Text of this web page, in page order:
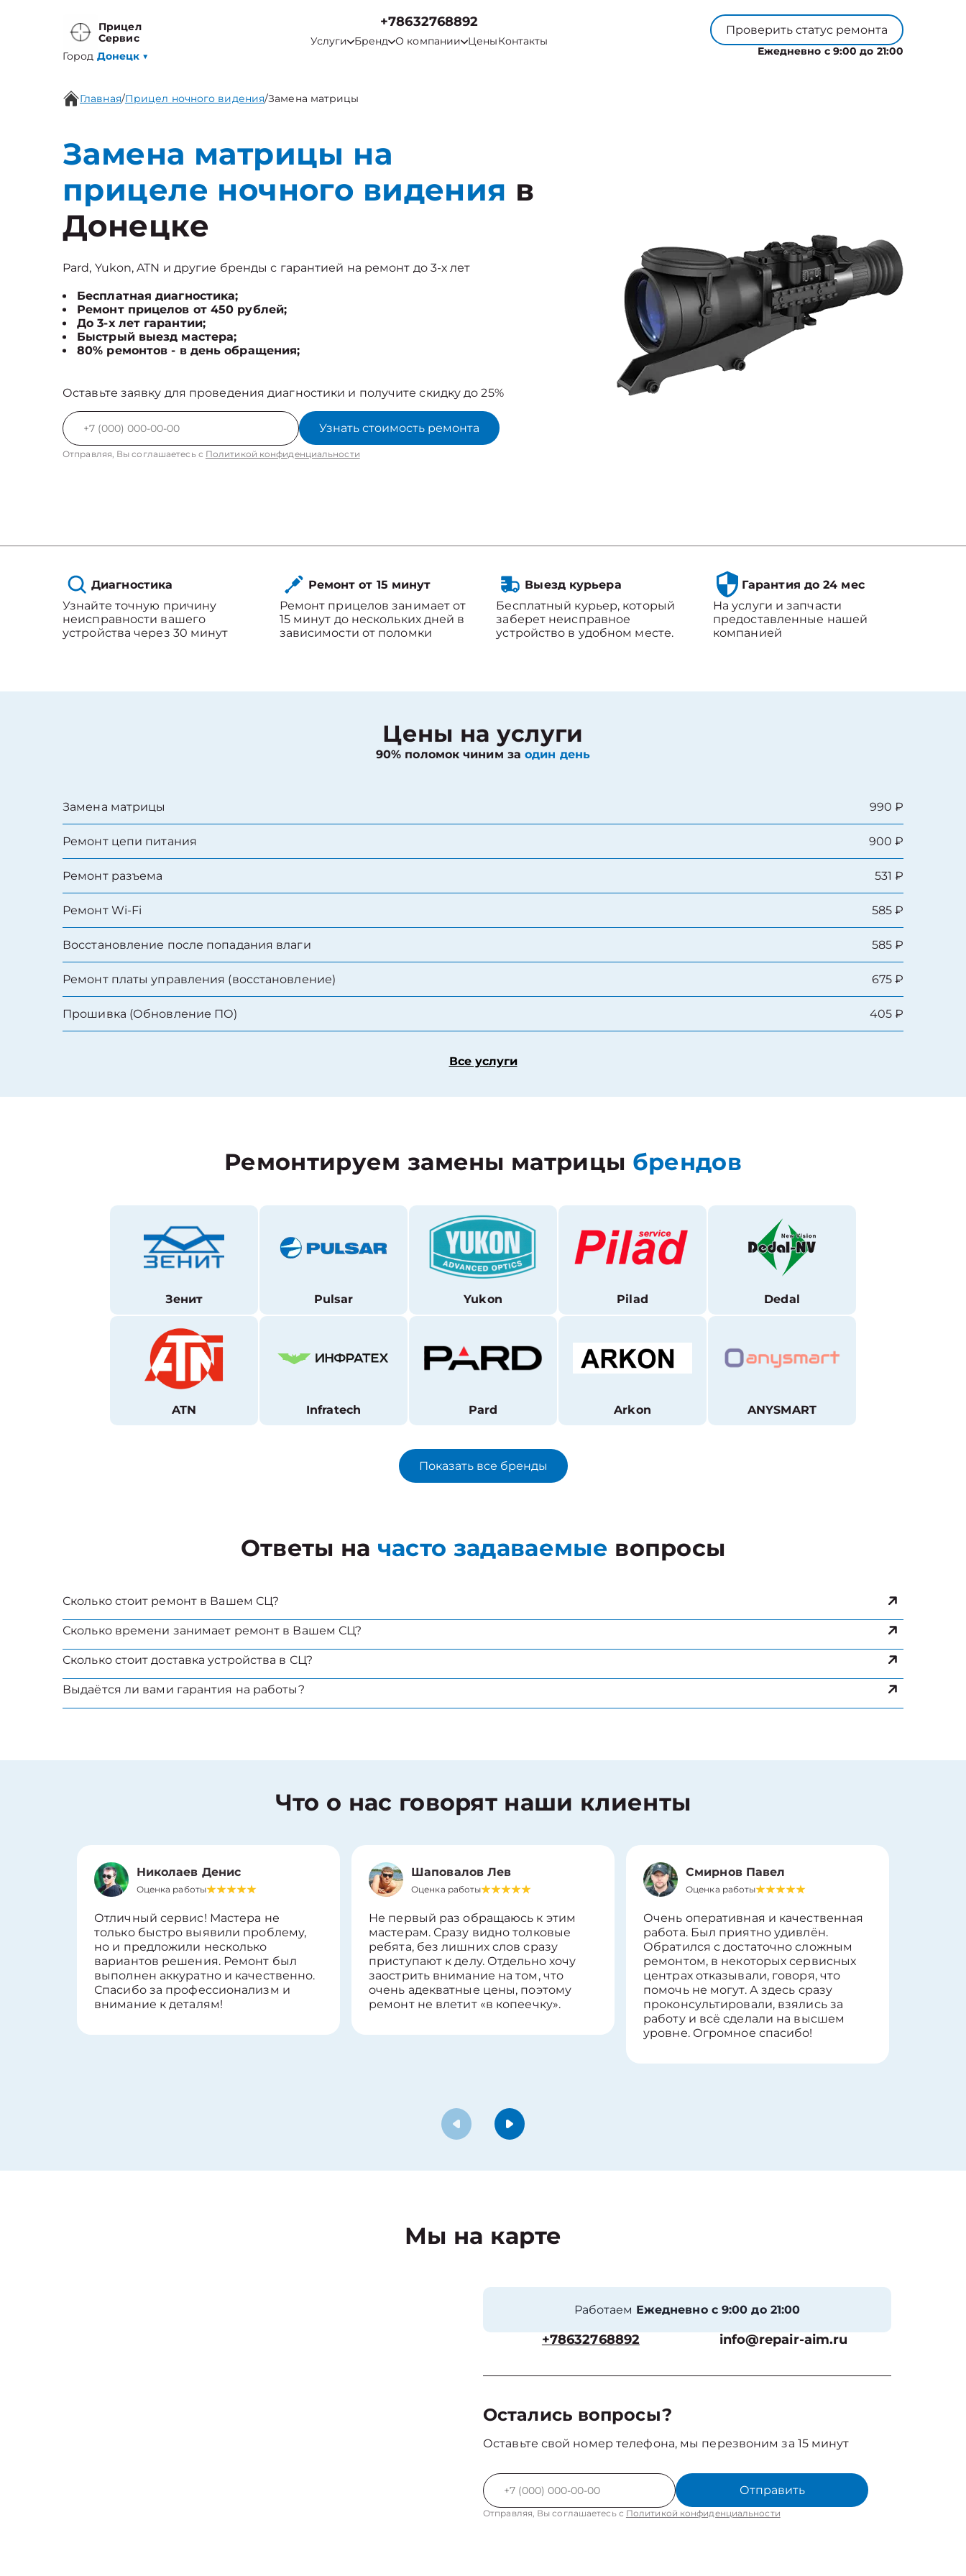
Прицел
Сервис
Город Донецк ▼
+78632768892
Услуги Бренд О компании ЦеныКонтакты
Проверить статус ремонта
Ежедневно с 9:00 до 21:00
Главная/Прицел ночного видения/Замена матрицы
Замена матрицы на
прицеле ночного видения в
Донецке
Pard, Yukon, ATN и другие бренды с гарантией на ремонт до 3-х лет
Бесплатная диагностика;
Ремонт прицелов от 450 рублей;
До 3-х лет гарантии;
Быстрый выезд мастера;
80% ремонтов - в день обращения;
Оставьте заявку для проведения диагностики и получите скидку до 25%
Узнать стоимость ремонта
Отправляя, Вы соглашаетесь с Политикой конфиденциальности
Диагностика
Узнайте точную причину
неисправности вашего
устройства через 30 минут
Ремонт от 15 минут
Ремонт прицелов занимает от
15 минут до нескольких дней в
зависимости от поломки
Выезд курьера
Бесплатный курьер, который
заберет неисправное
устройство в удобном месте.
Гарантия до 24 мес
На услуги и запчасти
предоставленные нашей
компанией
Цены на услуги
90% поломок чиним заодин день
Замена матрицы 990 ₽
Ремонт цепи питания 900 ₽
Ремонт разъема 531 ₽
Ремонт Wi-Fi 585 ₽
Восстановление после попадания влаги 585 ₽
Ремонт платы управления (восстановление) 675 ₽
Прошивка (Обновление ПО) 405 ₽
Все услуги
Ремонтируем замены матрицы брендов
Зенит Pulsar Yukon Pilad Dedal
ATN Infratech Pard Arkon ANYSMART
Показать все бренды
Ответы на часто задаваемые вопросы
Сколько стоит ремонт в Вашем СЦ?
Сколько времени занимает ремонт в Вашем СЦ?
Сколько стоит доставка устройства в СЦ?
Выдаётся ли вами гарантия на работы?
Что о нас говорят наши клиенты
Николаев Денис
Оценка работы
Отличный сервис! Мастера не
только быстро выявили проблему,
но и предложили несколько
вариантов решения. Ремонт был
выполнен аккуратно и качественно.
Спасибо за профессионализм и
внимание к деталям!
Шаповалов Лев
Оценка работы
Не первый раз обращаюсь к этим
мастерам. Сразу видно толковые
ребята, без лишних слов сразу
приступают к делу. Отдельно хочу
заострить внимание на том, что
очень адекватные цены, поэтому
ремонт не влетит «в копеечку».
Смирнов Павел
Оценка работы
Очень оперативная и качественная
работа. Был приятно удивлён.
Обратился с достаточно сложным
ремонтом, в некоторых сервисных
центрах отказывали, говоря, что
помочь не могут. А здесь сразу
проконсультировали, взялись за
работу и всё сделали на высшем
уровне. Огромное спасибо!
Мы на карте
Работаем Ежедневно с 9:00 до 21:00
+78632768892 info@repair-aim.ru
Остались вопросы?
Оставьте свой номер телефона, мы перезвоним за 15 минут
Отправить
Отправляя, Вы соглашаетесь с Политикой конфиденциальности